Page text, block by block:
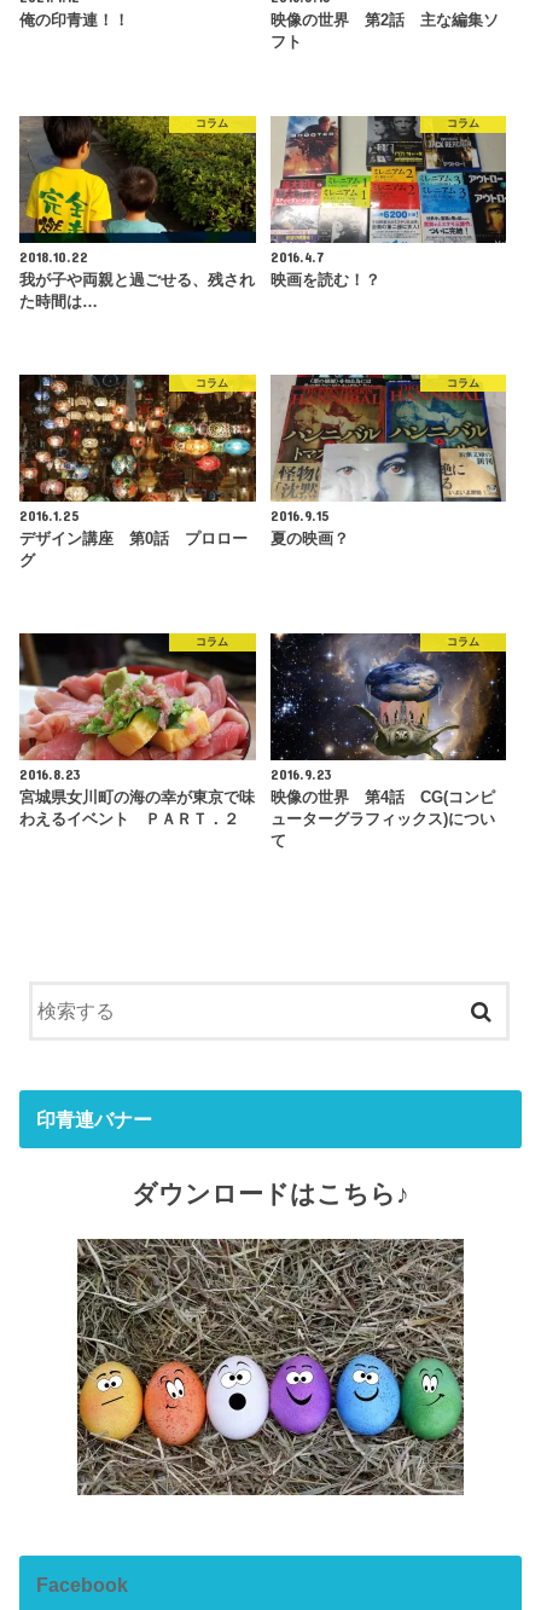
俺の印青連！！
映像の世界 第2話 主な編集ソ
フト
コラム
2018.10.22
我が子や両親と過ごせる、残され
た時間は…
コラム
2016.4.7
映画を読む！？
コラム
2016.1.25
デザイン講座 第0話 プロロー
グ
コラム
2016.9.15
夏の映画？
コラム
2016.8.23
宮城県女川町の海の幸が東京で味
わえるイベント ＰＡＲＴ．２
コラム
2016.9.23
映像の世界 第4話 CG(コンピ
ューターグラフィックス)につい
て
印青連バナー
ダウンロードはこちら♪
Facebook